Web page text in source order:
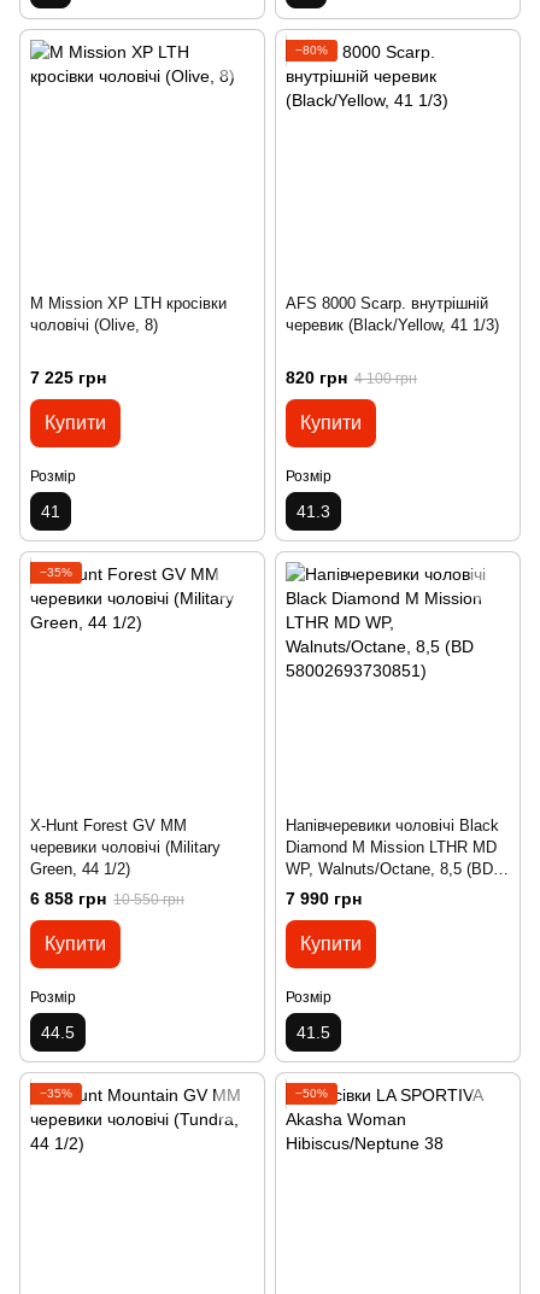
M Mission XP LTH кросівки
чоловічі (Olive, 8)
7 225 грн
Купити
Розмір
41
−80%
AFS 8000 Scarp. внутрішній
черевик (Black/Yellow, 41 1/3)
820 грн 4 100 грн
Купити
Розмір
41.3
−35%
X-Hunt Forest GV MM
черевики чоловічі (Military
Green, 44 1/2)
6 858 грн 10 550 грн
Купити
Розмір
44.5
Напівчеревики чоловічі Black
Diamond M Mission LTHR MD
WP, Walnuts/Octane, 8,5 (BD
58002693730851)
7 990 грн
Купити
Розмір
41.5
−35% −50%